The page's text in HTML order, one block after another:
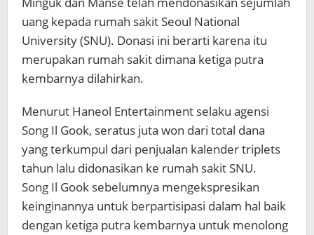
uang kepada rumah sakit Seoul National
University (SNU). Donasi ini berarti karena itu
merupakan rumah sakit dimana ketiga putra
kembarnya dilahirkan.
Menurut Haneol Entertainment selaku agensi
Song Il Gook, seratus juta won dari total dana
yang terkumpul dari penjualan kalender triplets
tahun lalu didonasikan ke rumah sakit SNU.
Song Il Gook sebelumnya mengekspresikan
keinginannya untuk berpartisipasi dalam hal baik
dengan ketiga putra kembarnya untuk menolong